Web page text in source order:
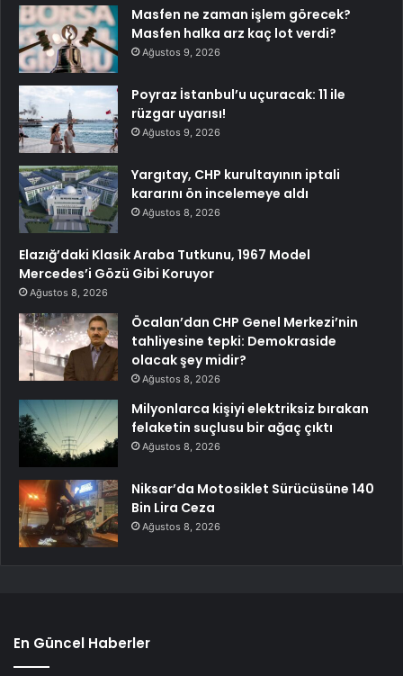
Masfen ne zaman işlem görecek?
Masfen halka arz kaç lot verdi?
Ağustos 9, 2026
Poyraz İstanbul’u uçuracak: 11 ile
rüzgar uyarısı!
Ağustos 9, 2026
Yargıtay, CHP kurultayının iptali
kararını ön incelemeye aldı
Ağustos 8, 2026
Elazığ’daki Klasik Araba Tutkunu, 1967 Model
Mercedes’i Gözü Gibi Koruyor
Ağustos 8, 2026
Öcalan’dan CHP Genel Merkezi’nin
tahliyesine tepki: Demokraside
olacak şey midir?
Ağustos 8, 2026
Milyonlarca kişiyi elektriksiz bırakan
felaketin suçlusu bir ağaç çıktı
Ağustos 8, 2026
Niksar’da Motosiklet Sürücüsüne 140
Bin Lira Ceza
Ağustos 8, 2026
En Güncel Haberler